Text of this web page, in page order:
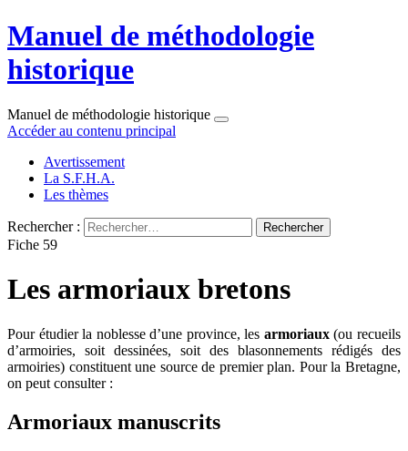
Manuel de méthodologie
historique
Manuel de méthodologie historique
Accéder au contenu principal
Avertissement
La S.F.H.A.
Les thèmes
Rechercher :
Fiche 59
Les armoriaux bretons
Pour étudier la noblesse d’une province, les armoriaux(ou recueils
d’armoiries, soit dessinées, soit des blasonnements rédigés des
armoiries) constituent une source de premier plan. Pour la Bretagne,
on peut consulter :
Armoriaux manuscrits